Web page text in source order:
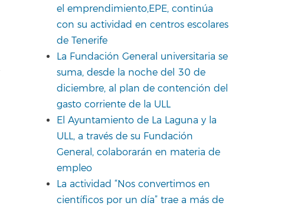
el emprendimiento,EPE, continúa
con su actividad en centros escolares
de Tenerife
La Fundación General universitaria se
suma, desde la noche del 30 de
diciembre, al plan de contención del
gasto corriente de la ULL
El Ayuntamiento de La Laguna y la
ULL, a través de su Fundación
General, colaborarán en materia de
empleo
La actividad “Nos convertimos en
científicos por un día” trae a más de